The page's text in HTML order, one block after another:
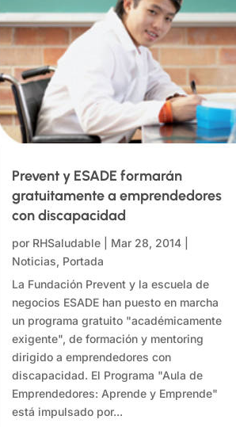
Prevent y ESADE formarán
gratuitamente a emprendedores
con discapacidad
por RHSaludable| Mar 28, 2014|
Noticias, Portada
La Fundación Prevent y la escuela de
negocios ESADE han puesto en marcha
un programa gratuito "académicamente
exigente", de formación y mentoring
dirigido a emprendedores con
discapacidad. El Programa "Aula de
Emprendedores: Aprende y Emprende"
está impulsado por...